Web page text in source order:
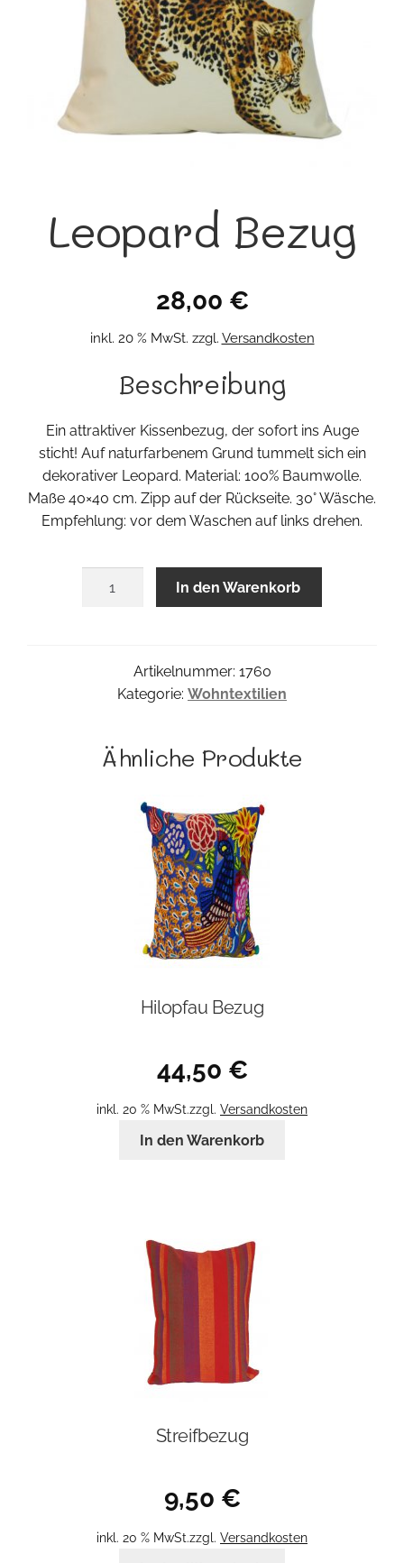
Leopard Bezug
28,00 €
inkl. 20 % MwSt. zzgl. Versandkosten
Beschreibung
Ein attraktiver Kissenbezug, der sofort ins Auge
sticht! Auf naturfarbenem Grund tummelt sich ein
dekorativer Leopard. Material: 100% Baumwolle.
Maße 40×40 cm. Zipp auf der Rückseite. 30° Wäsche.
Empfehlung: vor dem Waschen auf links drehen.
In den Warenkorb
Artikelnummer: 1760
Kategorie: Wohntextilien
Ähnliche Produkte
Hilopfau Bezug
44,50 €
inkl. 20 % MwSt.zzgl. Versandkosten
In den Warenkorb
Streifbezug
9,50 €
inkl. 20 % MwSt.zzgl. Versandkosten